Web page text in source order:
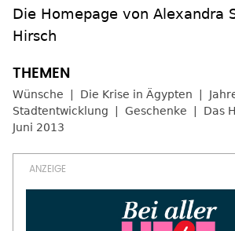
Die Homepage von Alexandra
Hirsch
Wünsche Die Krise in Ägypten
Stadtentwicklung
Geschenke
Das
Juni 2013